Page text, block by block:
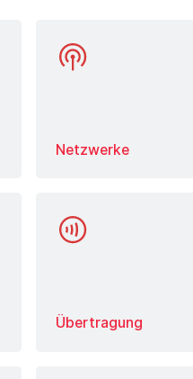
Netzwerke
Mehr erfahren
Übertragung
Mehr erfahren